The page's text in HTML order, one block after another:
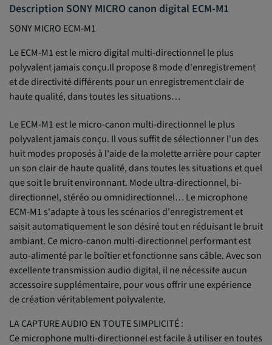
Description SONY MICRO canon digital ECM-M1
SONY MICRO ECM-M1
Le ECM-M1 est le micro digital multi-directionnel le plus
polyvalent jamais conçu.Il propose 8 mode d'enregistrement
et de directivité différents pour un enregistrement clair de
haute qualité, dans toutes les situations…
Le ECM-M1 est le micro-canon multi-directionnel le plus
polyvalent jamais conçu. Il vous suffit de sélectionner l'un des
huit modes proposés à l'aide de la molette arrière pour capter
un son clair de haute qualité, dans toutes les situations et quel
que soit le bruit environnant. Mode ultra-directionnel, bi-
directionnel, stéréo ou omnidirectionnel… Le microphone
ECM-M1 s'adapte à tous les scénarios d'enregistrement et
saisit automatiquement le son désiré tout en réduisant le bruit
ambiant. Ce micro-canon multi-directionnel performant est
auto-alimenté par le boîtier et fonctionne sans câble. Avec son
excellente transmission audio digital, il ne nécessite aucun
accessoire supplémentaire, pour vous offrir une expérience
de création véritablement polyvalente.
LA CAPTURE AUDIO EN TOUTE SIMPLICITÉ :
Ce microphone multi-directionnel est facile à utiliser en toutes